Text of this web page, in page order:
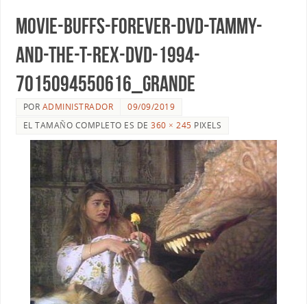
movie-buffs-forever-dvd-tammy-
and-the-t-rex-dvd-1994-
7015094550616_grande
POR ADMINISTRADOR
09/09/2019
EL TAMAÑO COMPLETO ES DE360 × 245 PIXELS